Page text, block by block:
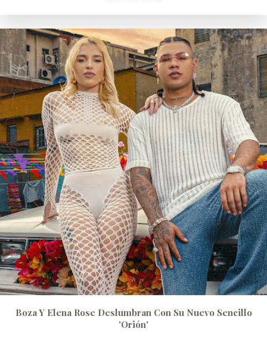
Boza Y Elena Rose Deslumbran Con Su Nuevo Sencillo
'Orión'